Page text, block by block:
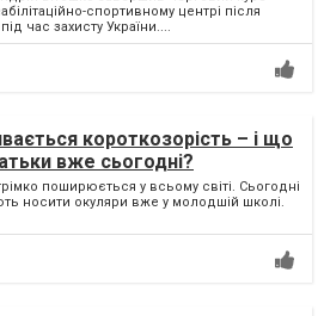
спортивному центрі після
час захисту України....
короткозорість – і що
вже сьогодні?
поширюється у всьому світі. Сьогодні
носити окуляри вже у молодшій школі.